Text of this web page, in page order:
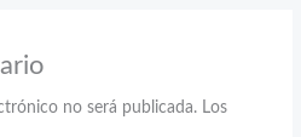
no será publicada. Los